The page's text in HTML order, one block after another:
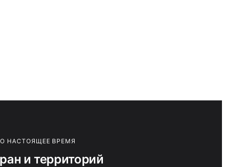
НАСТОЯЩЕЕ ВРЕМЯ
и территорий